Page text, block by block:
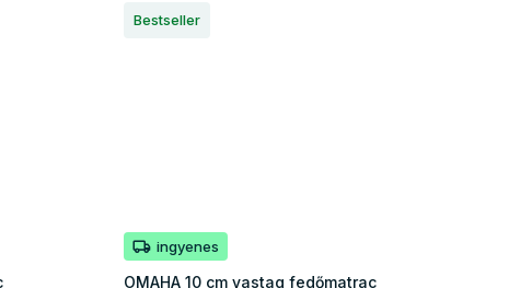
Bestseller
ingyenes
OMAHA 10 cm vastag fedőmatrac